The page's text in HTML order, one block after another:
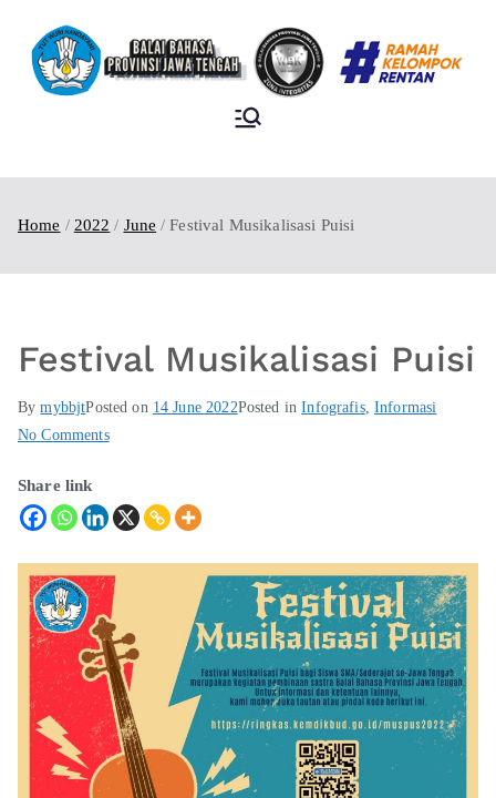
TENGAH
Home 2022 June Festival Musikalisasi Puisi
Festival Musikalisasi Puisi
BymybbjtPosted on 14 June 2022Posted inInfografis,Informasi
No Comments
Share link